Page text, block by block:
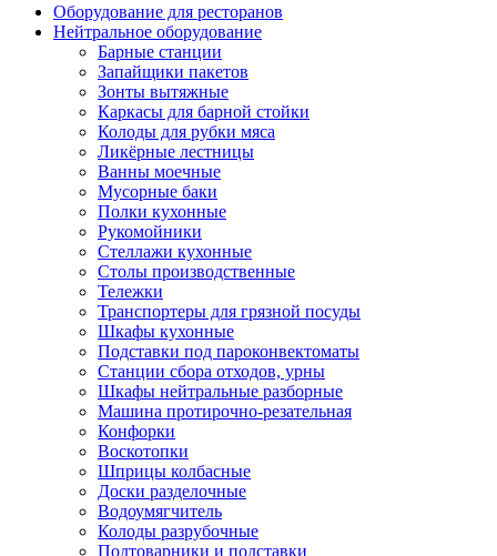
Оборудование для ресторанов
Нейтральное оборудование
Барные станции
Запайщики пакетов
Зонты вытяжные
Каркасы для барной стойки
Колоды для рубки мяса
Ликёрные лестницы
Ванны моечные
Мусорные баки
Полки кухонные
Рукомойники
Стеллажи кухонные
Столы производственные
Тележки
Транспортеры для грязной посуды
Шкафы кухонные
Подставки под пароконвектоматы
Станции сбора отходов, урны
Шкафы нейтральные разборные
Машина протирочно-резательная
Конфорки
Воскотопки
Шприцы колбасные
Доски разделочные
Водоумягчитель
Колоды разрубочные
Подтоварники и подставки